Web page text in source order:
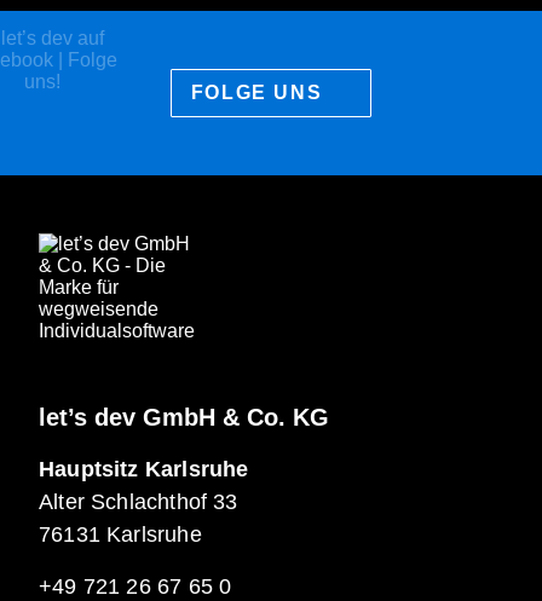
FOLGE UNS
let’s dev GmbH & Co. KG
Hauptsitz Karlsruhe
Alter Schlachthof 33
76131 Karlsruhe
+49 721 26 67 65 0